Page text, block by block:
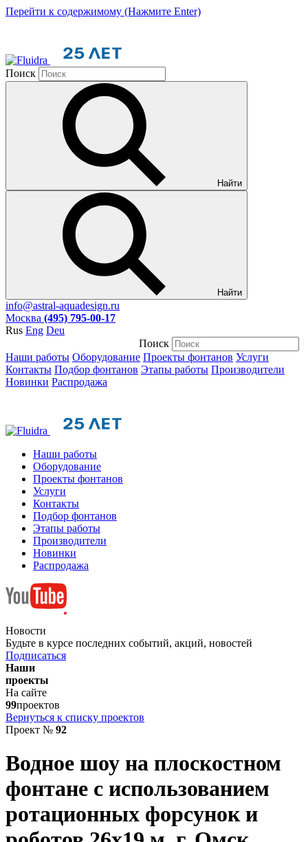
Перейти к содержимому (Нажмите Enter)
Поиск
Найти
Найти
info@astral-aquadesign.ru
Москва (495) 795-00-17
Rus Eng Deu
Поиск
Наши работы Оборудование Проекты фонтанов Услуги
Контакты Подбор фонтанов Этапы работы Производители
Новинки Распродажа
Наши работы
Оборудование
Проекты фонтанов
Услуги
Контакты
Подбор фонтанов
Этапы работы
Производители
Новинки
Распродажа
Новости
Будьте в курсе последних событий, акций, новостей
Подписаться
Наши
проекты
На сайте
99проектов
Вернуться к списку проектов
Проект № 92
Водное шоу на плоскостном
фонтане с использованием
ротационных форсунок и